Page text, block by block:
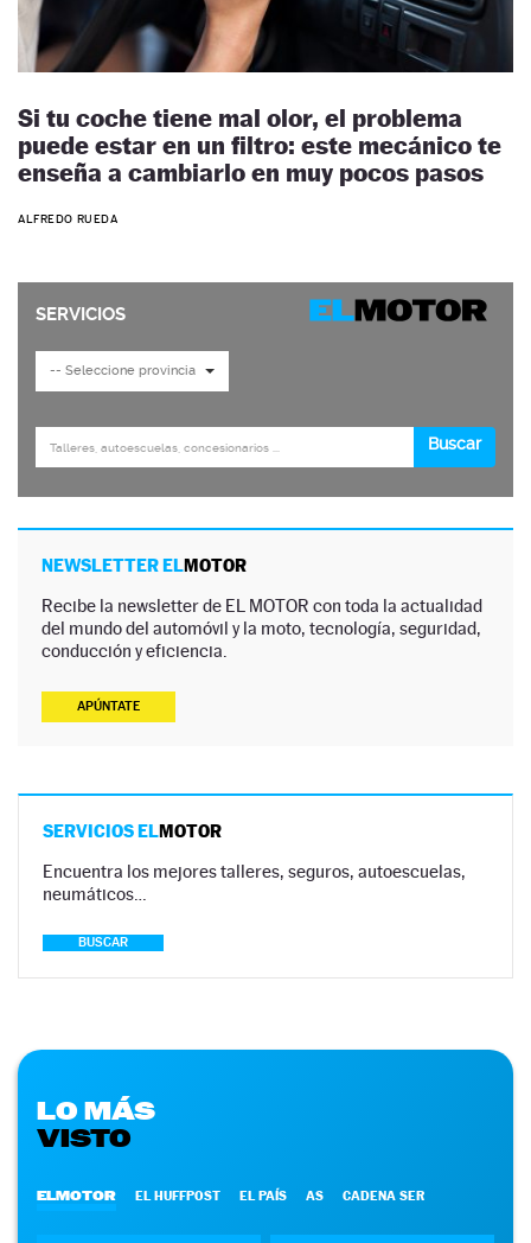
Si tu coche tiene mal olor, el problema
puede estar en un filtro: este mecánico te
enseña a cambiarlo en muy pocos pasos
ALFREDO RUEDA
NEWSLETTER ELMOTOR
Recibe la newsletter de EL MOTOR con toda la actualidad
del mundo del automóvil y la moto, tecnología, seguridad,
conducción y eficiencia.
APÚNTATE
SERVICIOS ELMOTOR
Encuentra los mejores talleres, seguros, autoescuelas,
neumáticos…
BUSCAR
LO MÁS
VISTO
ELMOTOR EL HUFFPOST EL PAÍS AS CADENA SER